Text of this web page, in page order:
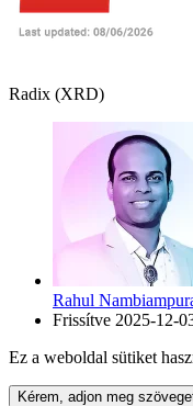
Radix (XRD)
Rahul
Frissítve 2025-12-
Ez a weboldal sütiket
Kérem, adjon meg